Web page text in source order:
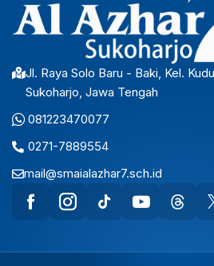
Jl. Raya Solo Baru - Baki, Kel.
Sukoharjo, Jawa Tengah
081223470077
0271-7889554
mail@smaialazhar7.sch.id